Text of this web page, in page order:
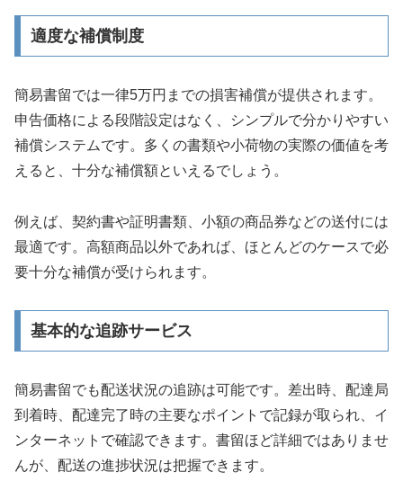
適度な補償制度
簡易書留では一律5万円までの損害補償が提供されます。
申告価格による段階設定はなく、シンプルで分かりやすい
補償システムです。多くの書類や小荷物の実際の価値を考
えると、十分な補償額といえるでしょう。
例えば、契約書や証明書類、小額の商品券などの送付には
最適です。高額商品以外であれば、ほとんどのケースで必
要十分な補償が受けられます。
基本的な追跡サービス
簡易書留でも配送状況の追跡は可能です。差出時、配達局
到着時、配達完了時の主要なポイントで記録が取られ、イ
ンターネットで確認できます。書留ほど詳細ではありませ
んが、配送の進捗状況は把握できます。